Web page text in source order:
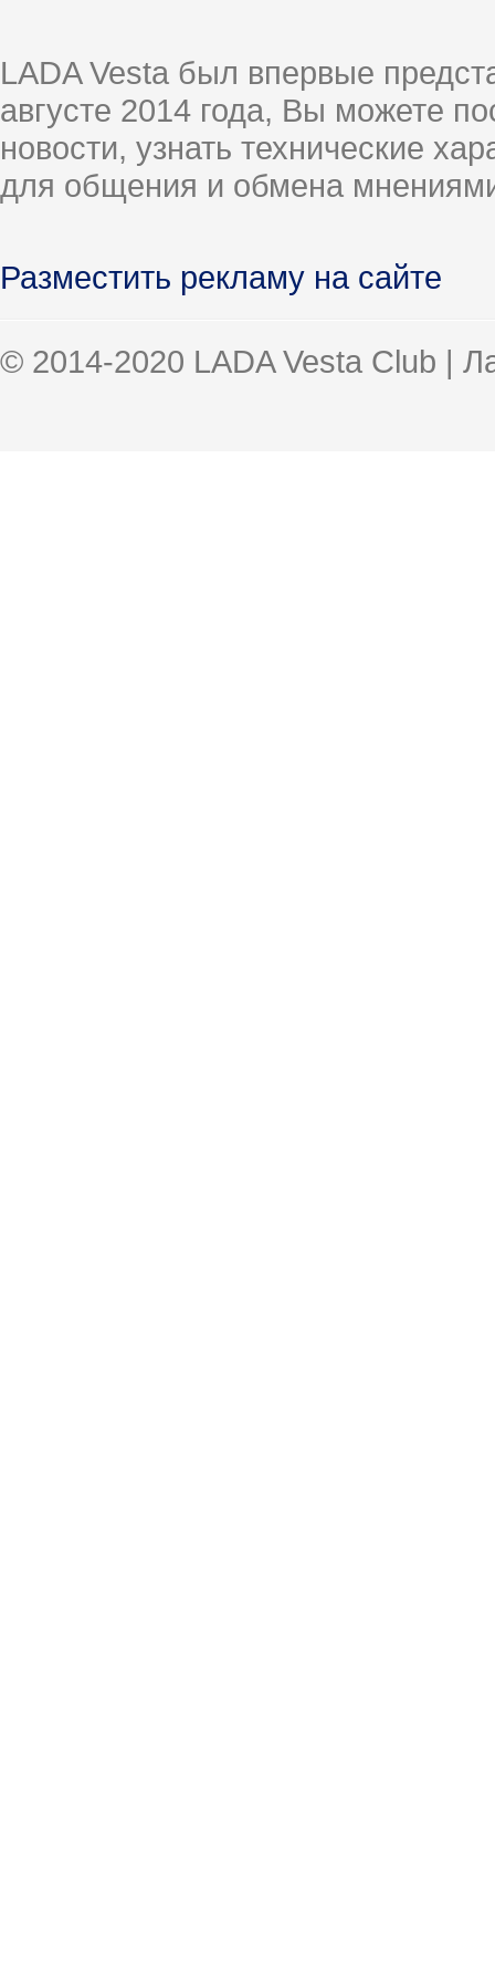
LADA Vesta был впервые
августе 2014 года, Вы можете
новости, узнать технические
для общения и обмена
Разместить рекламу на сайте
© 2014-2020 LADA Vesta Club |